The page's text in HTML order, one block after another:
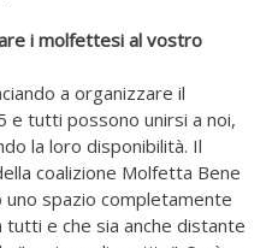
i molfettesi al vostro
a organizzare il
e tutti possono unirsi a noi,
la loro disponibilità. Il
coalizione Molfetta Bene
uno spazio completamente
e che sia anche distante